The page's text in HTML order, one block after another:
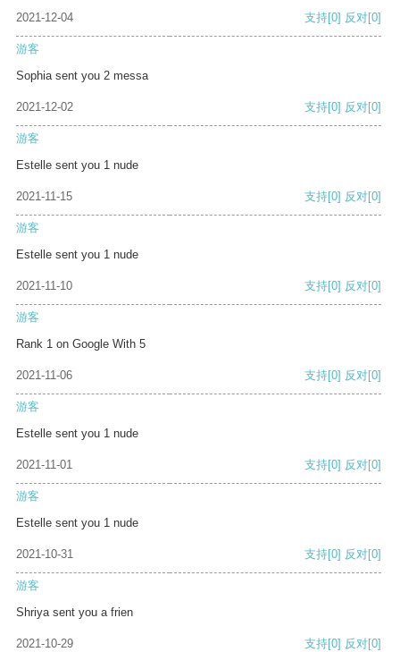
2021-12-04 支持[0] 反对[0]
游客
Sophia sent you 2 messa
2021-12-02 支持[0] 反对[0]
游客
Estelle sent you 1 nude
2021-11-15 支持[0] 反对[0]
游客
Estelle sent you 1 nude
2021-11-10 支持[0] 反对[0]
游客
Rank 1 on Google With 5
2021-11-06 支持[0] 反对[0]
游客
Estelle sent you 1 nude
2021-11-01 支持[0] 反对[0]
游客
Estelle sent you 1 nude
2021-10-31 支持[0] 反对[0]
游客
Shriya sent you a frien
2021-10-29 支持[0] 反对[0]